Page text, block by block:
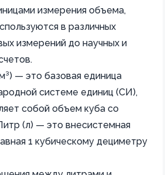
измерения объема,
в различных
измерений до научных и
— это базовая единица
системе единиц (СИ),
собой объем куба со
(л) — это внесистемная
1 кубическому дециметру